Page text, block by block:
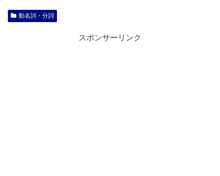
動名詞・分詞
スポンサーリンク